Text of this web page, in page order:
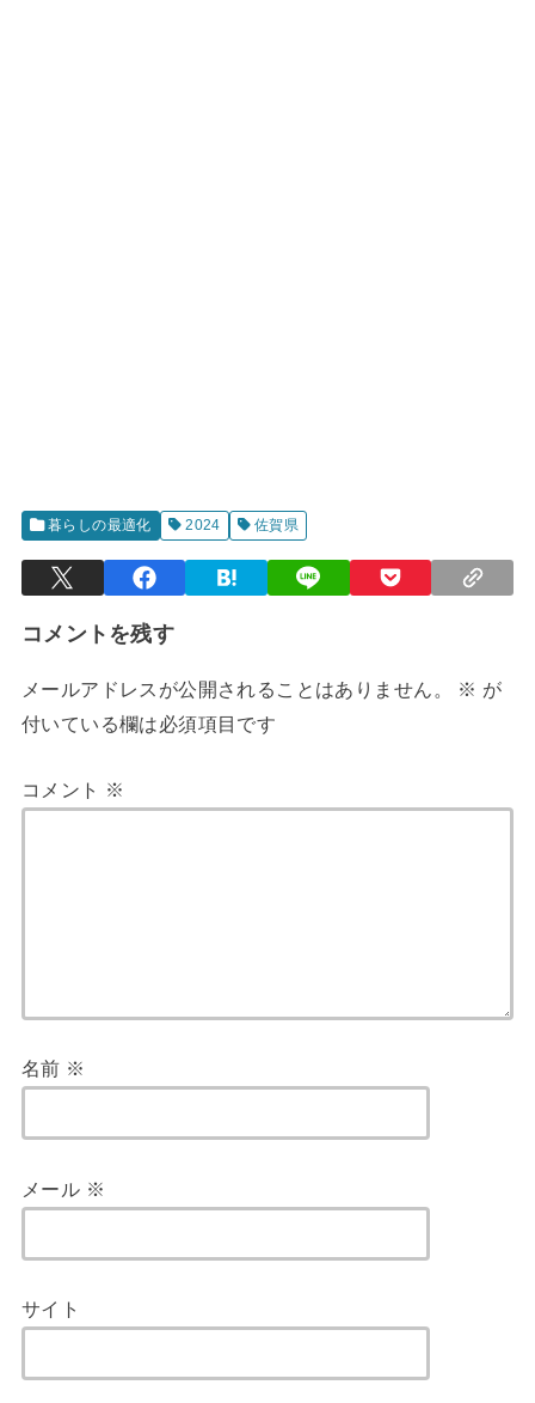
暮らしの最適化 2024 佐賀県
コメントを残す
メールアドレスが公開されることはありません。 ※ が
付いている欄は必須項目です
コメント ※
名前 ※
メール ※
サイト